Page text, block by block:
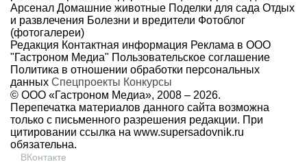
Арсенал Домашние животные Поделки для сада Отдых
и развлечения Болезни и вредители Фотоблог
(фотогалереи)
Редакция Контактная информация Реклама в ООО
"Гастроном Медиа" Пользовательское соглашение
Политика в отношении обработки персональных
данных Спецпроекты Конкурсы
© ООО «Гастроном Медиа», 2008 – 2026.
Перепечатка материалов данного сайта возможна
только с письменного разрешения редакции. При
цитировании ссылка на www.supersadovnik.ru
обязательна.
ВКонтакте